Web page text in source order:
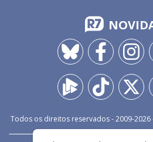
Todos os direitos reservados - 2009-2026